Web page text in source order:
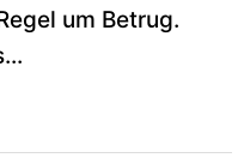
um Betrug.